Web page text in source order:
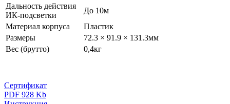
Дальность действия
ИК-подсветки
До 10м
Материал корпуса
Пластик
Размеры
72.3 × 91.9 × 131.3мм
Вес (брутто)
0,4кг
Сертификат
PDF 928 Kb